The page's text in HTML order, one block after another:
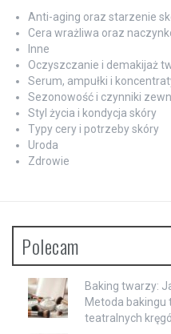
Anti-aging oraz starzenie
Cera wrażliwa oraz
Inne
Oczyszczanie i demakijaż
Serum, ampułki i
Sezonowość i czynniki
Styl życia i kondycja skóry
Typy cery i potrzeby skóry
Uroda
Zdrowie
Polecam
Baking twarzy:
Metoda bakingu
teatralnych